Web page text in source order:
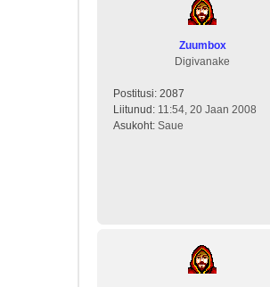
Zuumbox
Digivanake
Postitusi: 2087
Liitunud: 11:54, 20 Jaan 2008
Asukoht: Saue